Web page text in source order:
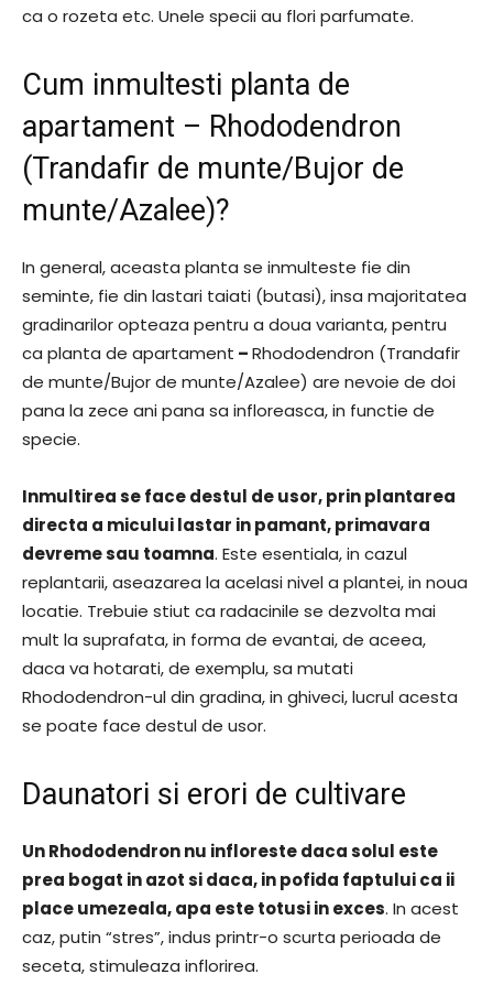
ca o rozeta etc. Unele specii au flori parfumate.
Cum inmultesti planta de
apartament – Rhododendron
(Trandafir de munte/Bujor de
munte/Azalee)?
In general, aceasta planta se inmulteste fie din
seminte, fie din lastari taiati (butasi), insa majoritatea
gradinarilor opteaza pentru a doua varianta, pentru
ca planta de apartament –Rhododendron (Trandafir
de munte/Bujor de munte/Azalee) are nevoie de doi
pana la zece ani pana sa infloreasca, in functie de
specie.
Inmultirea se face destul de usor, prin plantarea
directa a micului lastar in pamant, primavara
devreme sau toamna. Este esentiala, in cazul
replantarii, aseazarea la acelasi nivel a plantei, in noua
locatie. Trebuie stiut ca radacinile se dezvolta mai
mult la suprafata, in forma de evantai, de aceea,
daca va hotarati, de exemplu, sa mutati
Rhododendron-ul din gradina, in ghiveci, lucrul acesta
se poate face destul de usor.
Daunatori si erori de cultivare
Un Rhododendron nu infloreste daca solul este
prea bogat in azot si daca, in pofida faptului ca ii
place umezeala, apa este totusi in exces. In acest
caz, putin “stres”, indus printr-o scurta perioada de
seceta, stimuleaza inflorirea.